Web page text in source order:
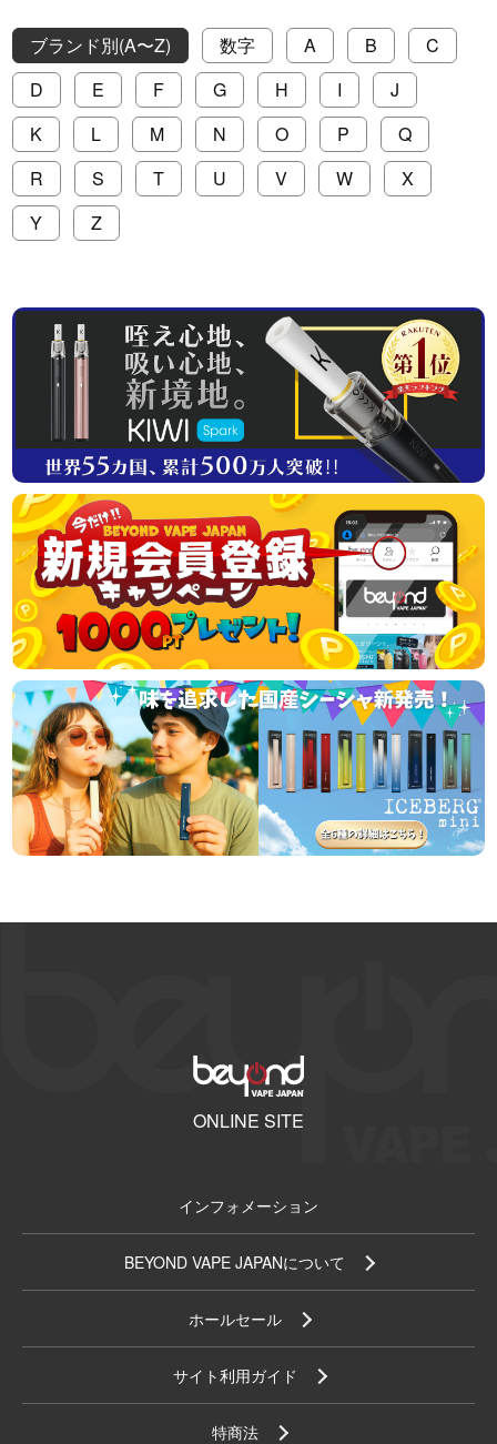
ブランド別(A〜Z) 数字 A B
C
D
E F G H I
J
K
L M N O P
Q
R
S T U V W
X
Y
Z
ONLINE SITE
インフォメーション
BEYOND VAPE JAPANについて
ホールセール
サイト利用ガイド
特商法